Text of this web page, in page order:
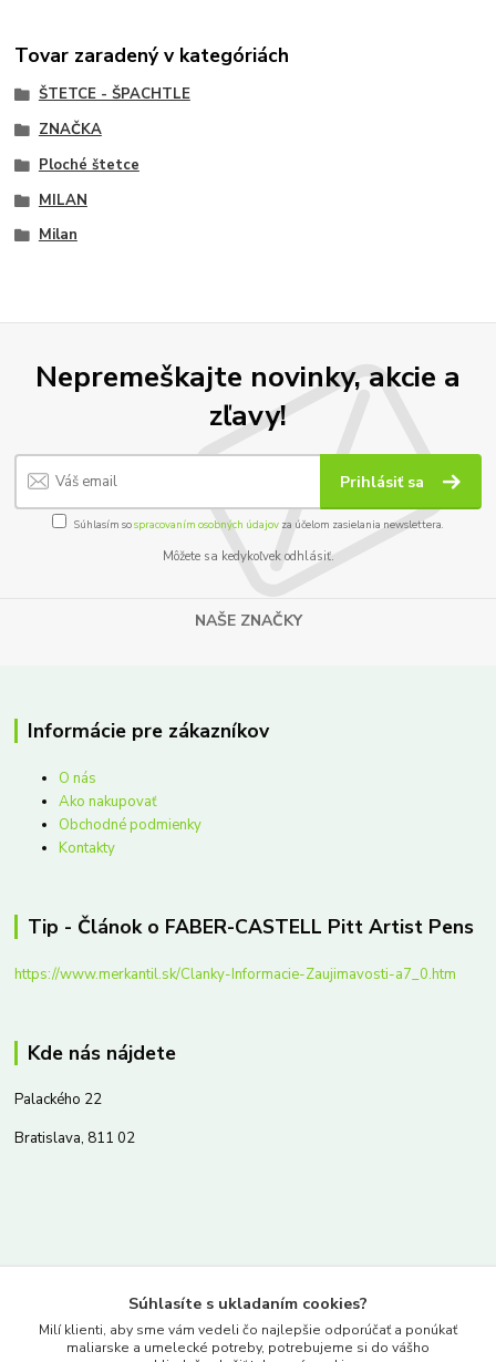
Tovar zaradený v kategóriách
ŠTETCE - ŠPACHTLE
ZNAČKA
Ploché štetce
MILAN
Milan
Nepremeškajte novinky, akcie a
zľavy!
Prihlásiť sa
Súhlasím sospracovaním osobných údajov za účelom zasielania newslettera.
Môžete sa kedykoľvek odhlásiť.
NAŠE ZNAČKY
Informácie pre zákazníkov
O nás
Ako nakupovať
Obchodné podmienky
Kontakty
Tip - Článok o FABER-CASTELL Pitt Artist Pens
https://www.merkantil.sk/Clanky-Informacie-Zaujimavosti-a7_0.htm
Kde nás nájdete
Palackého 22
Bratislava, 811 02
www.merkantil.sk
Súhlasíte s ukladaním cookies?
Milí klienti, aby sme vám vedeli čo najlepšie odporúčať a ponúkať
maliarske a umelecké potreby, potrebujeme si do vášho